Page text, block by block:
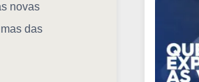
novas
das